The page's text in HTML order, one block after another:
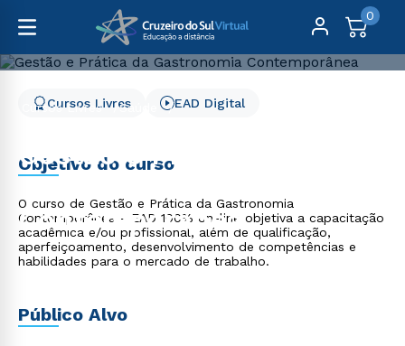
0
Cursos Livres
Saúde
Gestão e Prática da
Gastronomia
Contemporânea
Cursos Livres EAD Digital
Objetivo do curso
O curso de Gestão e Prática da Gastronomia
Contemporânea - EAD 100% on-line objetiva a capacitação
acadêmica e/ou profissional, além de qualificação,
aperfeiçoamento, desenvolvimento de competências e
habilidades para o mercado de trabalho.
Público Alvo